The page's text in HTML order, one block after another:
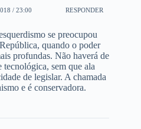
/ 23:00 RESPONDER
se preocupou
quando o poder
profundas. Não haverá de
tecnológica, sem que ala
de legislar. A chamada
e é conservadora.